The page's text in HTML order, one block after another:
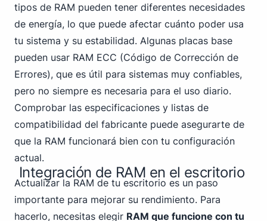
tipos de RAM pueden tener diferentes necesidades
de energía, lo que puede afectar cuánto poder usa
tu sistema y su estabilidad. Algunas placas base
pueden usar RAM ECC (Código de Corrección de
Errores), que es útil para sistemas muy confiables,
pero no siempre es necesaria para el uso diario.
Comprobar las especificaciones y listas de
compatibilidad del fabricante puede asegurarte de
que la RAM funcionará bien con tu configuración
actual.
Integración de RAM en el escritorio
Actualizar la RAM de tu escritorio es un paso
importante para mejorar su rendimiento. Para
hacerlo, necesitas elegir RAM que funcione con tu